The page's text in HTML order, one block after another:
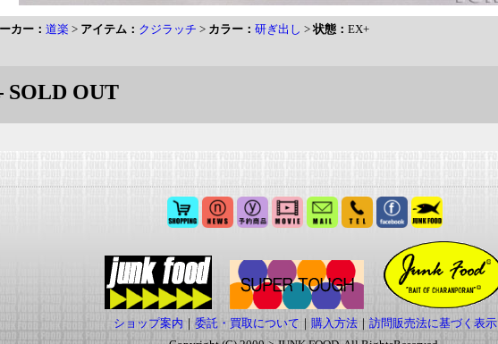
カー： 道楽 > アイテム： クジラッチ > カラー： 研ぎ出し >状態： EX+
SOLD OUT
ショップ案内 ｜ 委託・買取について ｜ 購入方法｜ 訪問販売法に基づく表示